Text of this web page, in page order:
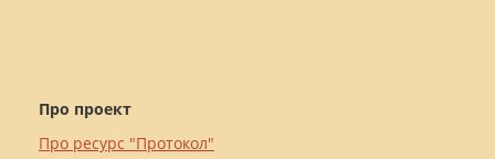
Про проект
Про ресурс "Протокол"